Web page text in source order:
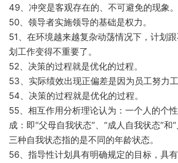
49、冲突是客观存在的、不可避免的现象。
50、领导者实施领导的基础是权力。
51、在环境越来越复杂动荡情况下，计划
划工作变得不重要了。
52、决策的过程就是优化的过程。
53、实际绩效出现正偏差是因为员工努力工
54、决策的过程就是优化的过程。
55、相互作用分析理论认为：一个人的个
成：即“父母自我状态”、“成人自我状态”和
三种自我状态指的是不同的年龄状态。
56、指导性计划具有明确规定的目标，具